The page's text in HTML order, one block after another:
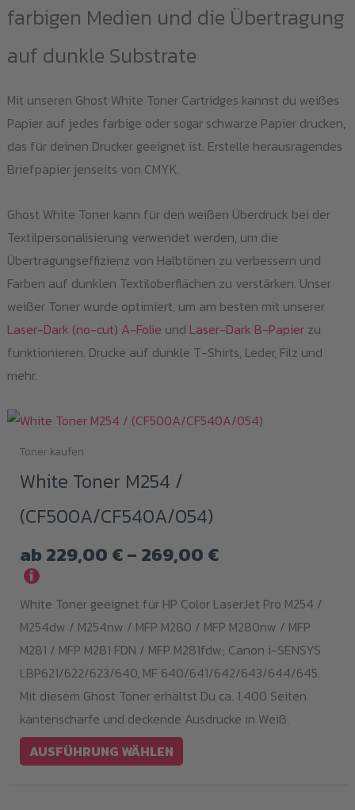
farbigen Medien und die Übertragung
auf dunkle Substrate
Mit unseren Ghost White Toner Cartridges kannst du weißes
Papier auf jedes farbige oder sogar schwarze Papier drucken,
das für deinen Drucker geeignet ist. Erstelle herausragendes
Briefpapier jenseits von CMYK.
Ghost White Toner kann für den weißen Überdruck bei der
Textilpersonalisierung verwendet werden, um die
Übertragungseffizienz von Halbtönen zu verbessern und
Farben auf dunklen Textiloberflächen zu verstärken. Unser
weißer Toner wurde optimiert, um am besten mit unserer
Laser-Dark (no-cut) A-Folie und Laser-Dark B-Papierzu
funktionieren. Drucke auf dunkle T-Shirts, Leder, Filz und
mehr.
Toner kaufen
White Toner M254 /
(CF500A/CF540A/054)
ab229,00 €– 269,00 €Preisspanne:
bis
269,00 €
i
White Toner geeignet für HP Color LaserJet Pro M254 /
M254dw / M254nw / MFP M280 / MFP M280nw / MFP
M281 / MFP M281 FDN / MFP M281fdw; Canon i-SENSYS
LBP621/622/623/640, MF 640/641/642/643/644/645.
Mit diesem Ghost Toner erhältst Du ca. 1.400 Seiten
kantenscharfe und deckende Ausdrucke in Weiß.
AUSFÜHRUNG WÄHLEN
Dieses
Produkt
mehrere
Varianten
auf.
werden